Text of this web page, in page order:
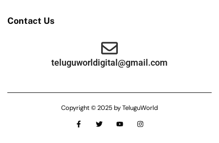
Contact Us
teluguworldigital@gmail.com
Copyright © 2025 by TeluguWorld